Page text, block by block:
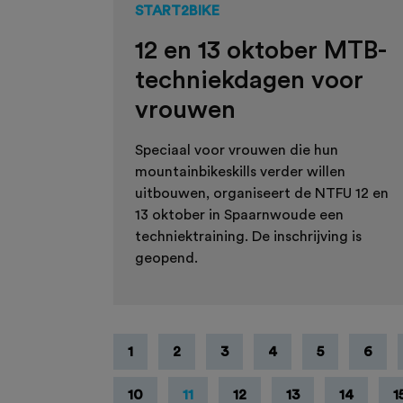
START2BIKE
12 en 13 oktober MTB-
techniekdagen voor
vrouwen
Speciaal voor vrouwen die hun
mountainbikeskills verder willen
uitbouwen, organiseert de NTFU 12 en
13 oktober in Spaarnwoude een
techniektraining. De inschrijving is
geopend.
1 2 3 4 5 6
10 11 12 13 14